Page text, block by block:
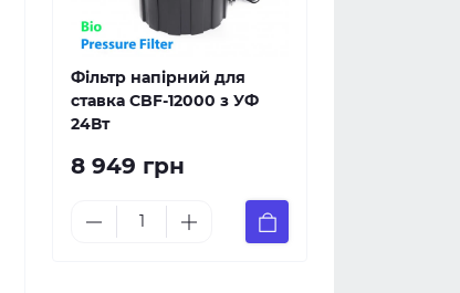
Фільтр напірний для
ставка CBF-12000 з УФ
24Вт
8 949 грн